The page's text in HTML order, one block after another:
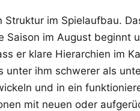
im Spielaufbau.
im August beginnt
er klare Hierarchien im
ihm schwerer als
und in ein
mit neuen oder